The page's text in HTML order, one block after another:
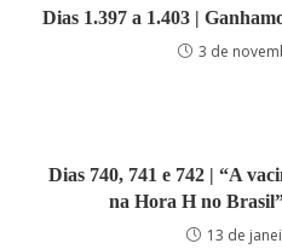
Dias 1.397 a 1.403 |
3 de
Dias 740, 741 e 742 | “A
na Hora H no
13 de